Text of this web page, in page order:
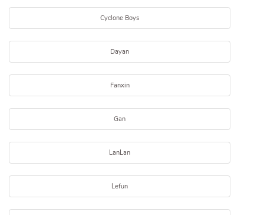
Cyclone Boys
Dayan
Fanxin
Gan
LanLan
Lefun